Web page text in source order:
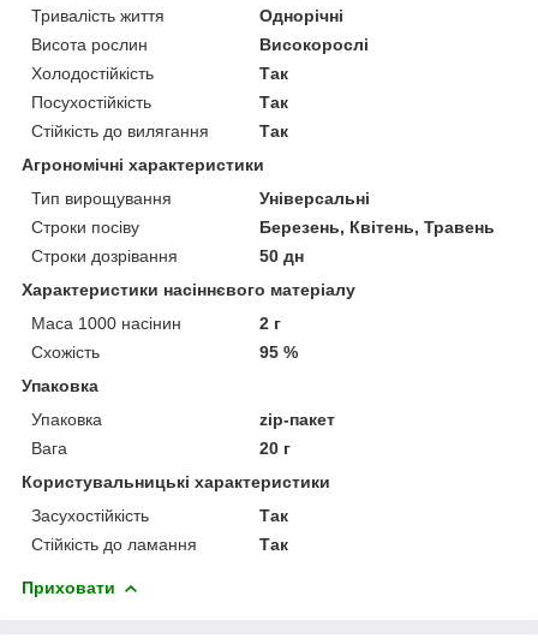
Тривалість життя
Однорічні
Висота рослин
Високорослі
Холодостійкість
Так
Посухостійкість
Так
Стійкість до вилягання
Так
Агрономічні характеристики
Тип вирощування
Універсальні
Строки посіву
Березень, Квітень, Травень
Строки дозрівання
50 дн
Характеристики насіннєвого матеріалу
Маса 1000 насінин
2 г
Схожість
95 %
Упаковка
Упаковка
zip-пакет
Вага
20 г
Користувальницькі характеристики
Засухостійкість
Так
Стійкість до ламання
Так
Приховати